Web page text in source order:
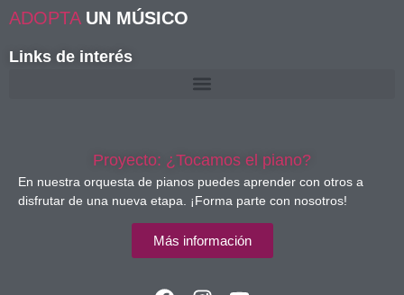
ADOPTA UN MÚSICO
Links de interés
Proyecto: ¿Tocamos el piano?
En nuestra orquesta de pianos puedes aprender con otros a
disfrutar de una nueva etapa. ¡Forma parte con nosotros!
Más información